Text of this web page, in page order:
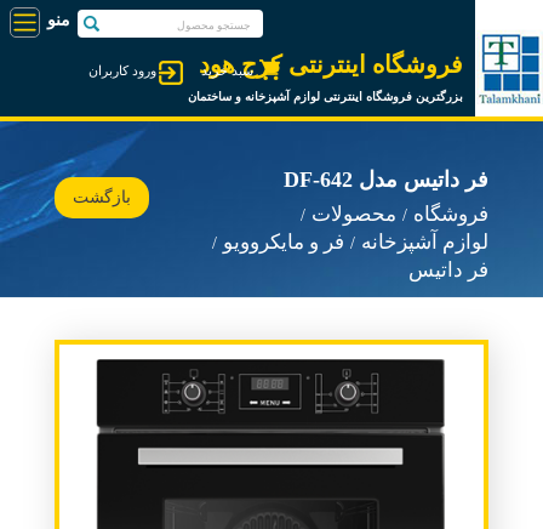
فروشگاه اینترنتی کرج هود
بزرگترین فروشگاه اینترنتی لوازم آشپزخانه و ساختمان
ورود کاربران سبد خرید
فر داتیس مدل DF-642
فروشگاه
محصولات
لوازم آشپزخانه
فر و مایکروویو
فر داتیس
بازگشت